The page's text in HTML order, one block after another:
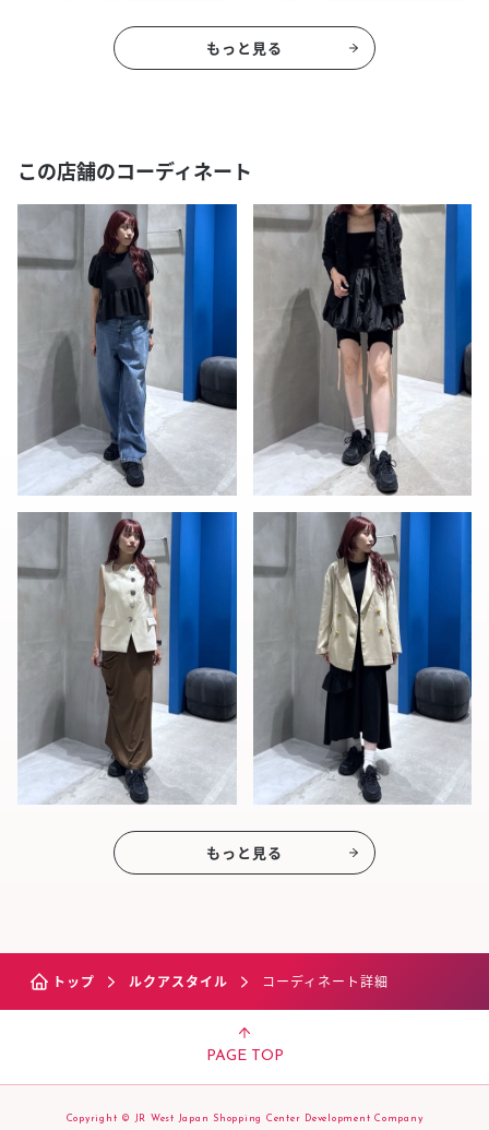
もっと見る
この店舗のコーディネート
もっと見る
トップ ルクアスタイル コーディネート詳細
PAGE TOP
Copyright © JR West Japan Shopping Center Development Company